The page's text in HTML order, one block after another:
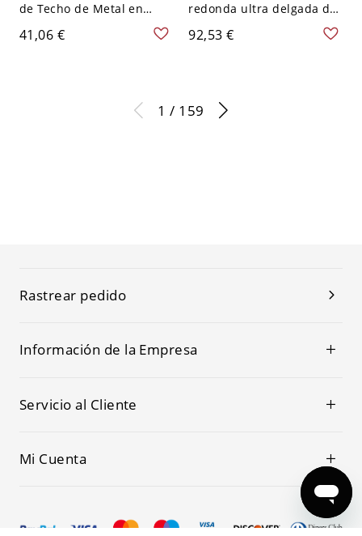
de Techo de Metal en
Cobre Semi Plafón 1
Cabeza de Marco de
41,06 €
redonda ultra delgada de
acrílico modernista y
latón para dormitorio en
92,53 €
1 / 159
Rastrear pedido
Información de la Empresa
Servicio al Cliente
Mi Cuenta